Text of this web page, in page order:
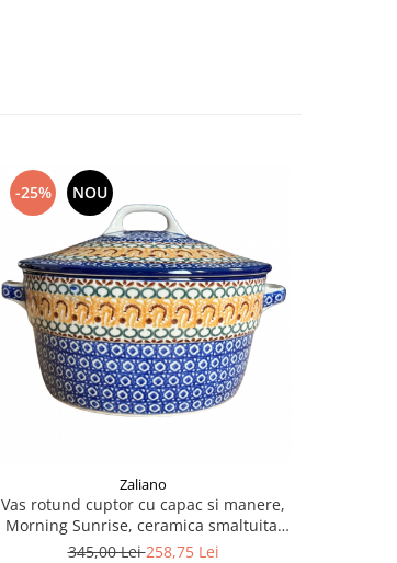
-25% NOU
Zaliano
Vas rotund cuptor cu capac si manere,
Morning Sunrise, ceramica smaltuita,
pictata manual, volum 1,75 l
345,00 Lei258,75 Lei